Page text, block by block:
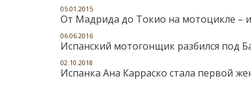
05.01.2015
От Мадрида до Токио на мотоцикле –
06.06.2016
Испанский мотогонщик разбился под
02.10.2018
Испанка Ана Карраско стала первой